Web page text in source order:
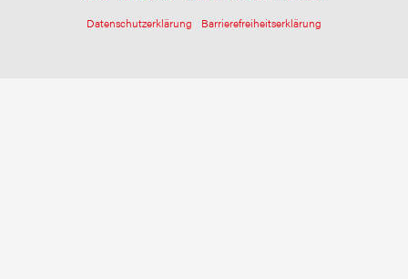
Datenschutzerklärung
Barrierefreiheitserklärung